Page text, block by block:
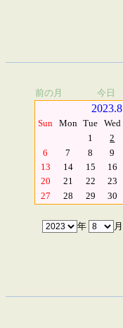
前の月 今日
2023.8
Sun Mon Tue Wed
1
2
6
7 8 9
13
14 15 16
20
21 22 23
27
28 29 30
年 月